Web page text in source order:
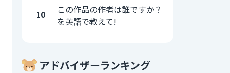
10
この作品の作者は誰ですか？
を英語で教えて!
アドバイザーランキング